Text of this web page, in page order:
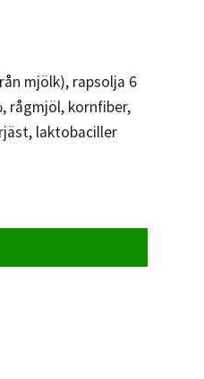
mjölk), rapsolja 6
rågmjöl, kornfiber,
laktobaciller